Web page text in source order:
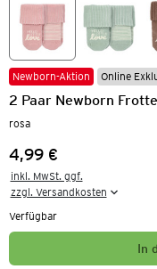
Newborn-Aktion Online
2 Paar Newborn
rosa
Preis:
4,99 €
inkl. MwSt. ggf.
zzgl. Versandkosten
Verfügbar
In